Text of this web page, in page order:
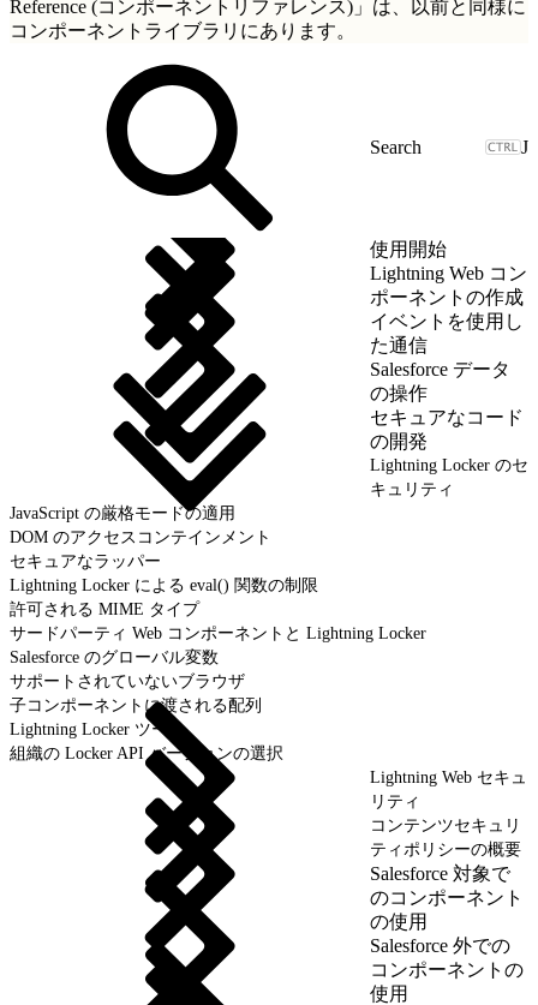
Reference (コンポーネントリファレンス)」 は、以前と同様に
コンポーネントライブラリにあります。
J
使用開始
Lightning Web コン
ポーネントの作成
イベントを使用し
た通信
Salesforce データ
の操作
セキュアなコード
の開発
Lightning Locker のセ
キュリティ
JavaScript の厳格モードの適用
DOM のアクセスコンテインメント
セキュアなラッパー
Lightning Locker による eval() 関数の制限
許可される MIME タイプ
サードパーティ Web コンポーネントと Lightning Locker
Salesforce のグローバル変数
サポートされていないブラウザ
子コンポーネントに渡される配列
Lightning Locker ツール
組織の Locker API バージョンの選択
Lightning Web セキュ
リティ
コンテンツセキュリ
ティポリシーの概要
Salesforce 対象で
のコンポーネント
の使用
Salesforce 外での
コンポーネントの
使用